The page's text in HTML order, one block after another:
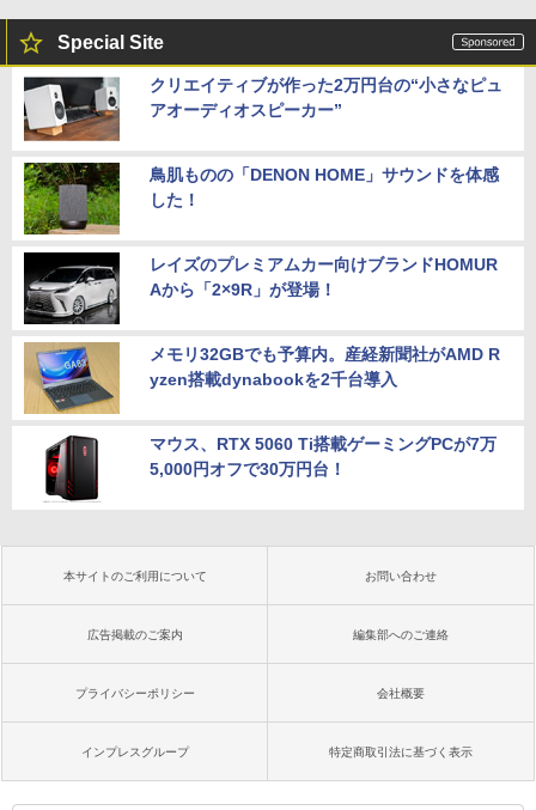
Special Site
クリエイティブが作った2万円台の“小さなピュ
アオーディオスピーカー”
鳥肌ものの「DENON HOME」サウンドを体感
した！
レイズのプレミアムカー向けブランドHOMUR
Aから「2×9R」が登場！
メモリ32GBでも予算内。産経新聞社がAMD R
yzen搭載dynabookを2千台導入
マウス、RTX 5060 Ti搭載ゲーミングPCが7万
5,000円オフで30万円台！
本サイトのご利用について お問い合わせ
広告掲載のご案内 編集部へのご連絡
プライバシーポリシー 会社概要
インプレスグループ 特定商取引法に基づく表示